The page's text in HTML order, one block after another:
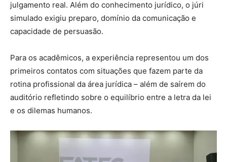
julgamento real. Além do conhecimento jurídico, o júri
simulado exigiu preparo, domínio da comunicação e
capacidade de persuasão.
Para os acadêmicos, a experiência representou um dos
primeiros contatos com situações que fazem parte da
rotina profissional da área jurídica – além de saírem do
auditório refletindo sobre o equilíbrio entre a letra da lei
e os dilemas humanos.